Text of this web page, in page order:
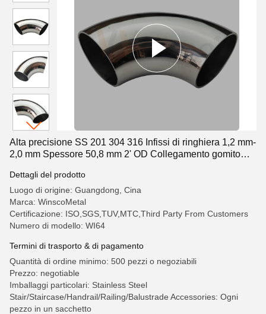
Alta precisione SS 201 304 316 Infissi di ringhiera 1,2 mm-
2,0 mm Spessore 50,8 mm 2' OD Collegamento gomito
Dettagli del prodotto
Luogo di origine: Guangdong, Cina
Marca: WinscoMetal
Certificazione: ISO,SGS,TUV,MTC,Third Party From Customers
Numero di modello: WI64
Termini di trasporto & di pagamento
Quantità di ordine minimo: 500 pezzi o negoziabili
Prezzo: negotiable
Imballaggi particolari: Stainless Steel
Stair/Staircase/Handrail/Railing/Balustrade Accessories: Ogni
pezzo in un sacchetto